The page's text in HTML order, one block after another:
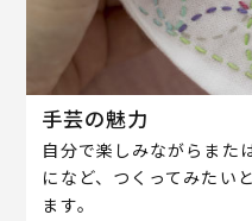
手芸の魅力
自分で楽しみながらまた
になど、つくってみたい
ます。